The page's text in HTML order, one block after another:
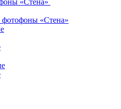
«Стена»